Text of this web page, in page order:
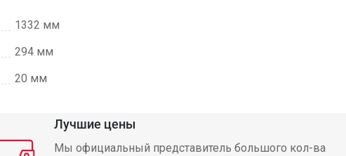
1332 мм
294 мм
20 мм
Лучшие цены
Мы официальный представитель большого кол-ва